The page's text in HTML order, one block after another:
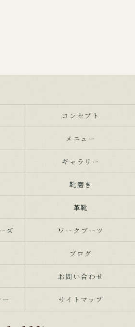
コンセプト
メニュー
ギャラリー
靴磨き
革靴
ズ
ワークブーツ
ブログ
お問い合わせ
サイトマップ